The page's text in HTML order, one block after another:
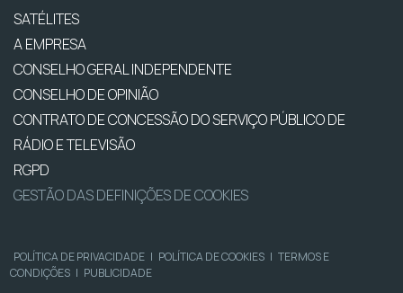
SATÉLITES
A EMPRESA
CONSELHO GERAL INDEPENDENTE
CONSELHO DE OPINIÃO
CONTRATO DE CONCESSÃO DO SERVIÇO PÚBLICO DE
RÁDIO E TELEVISÃO
RGPD
GESTÃO DAS DEFINIÇÕES DE COOKIES
POLÍTICA DE PRIVACIDADE | POLÍTICA DE COOKIES | TERMOS E
CONDIÇÕES | PUBLICIDADE